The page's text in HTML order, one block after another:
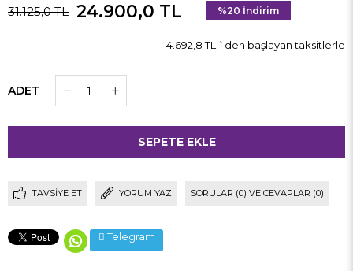
31.125,0 TL 24.900,0 TL %20 İndirim
4.692,8 TL `den başlayan taksitlerle
ADET
TAVSIYE ET YORUM YAZ SORULAR (0) VE CEVAPLAR (0)
Telegram